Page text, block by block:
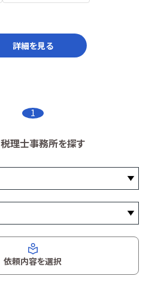
詳細を見る
1
税理士事務所を探す
依頼内容を選択